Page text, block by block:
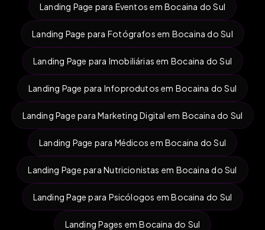
Landing Page para Eventos em Bocaina do Sul
Landing Page para Fotógrafos em Bocaina do Sul
Landing Page para Imobiliárias em Bocaina do Sul
Landing Page para Infoprodutos em Bocaina do Sul
Landing Page para Marketing Digital em Bocaina do Sul
Landing Page para Médicos em Bocaina do Sul
Landing Page para Nutricionistas em Bocaina do Sul
Landing Page para Psicólogos em Bocaina do Sul
Landing Pages em Bocaina do Sul